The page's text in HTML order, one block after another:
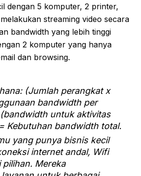
dengan 5 komputer, 2 printer,
streaming video secara
bandwidth yang lebih tinggi
2 komputer yang hanya
dan browsing.
(Jumlah perangkat x
bandwidth per
untuk aktivitas
Kebutuhan bandwidth total.
yang punya bisnis kecil
internet andal, Wifi
pilihan. Mereka